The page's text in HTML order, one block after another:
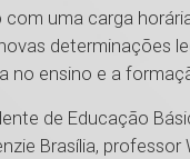
uma carga
determinações
no ensino e a
de Educação
Brasília,